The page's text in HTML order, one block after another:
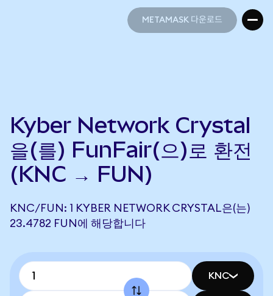
METAMASK 다운로드
Kyber Network Crystal
을(를) FunFair(으)로 환전
(KNC → FUN)
KNC/FUN: 1 KYBER NETWORK CRYSTAL은(는)
23.4782 FUN에 해당합니다
KNC